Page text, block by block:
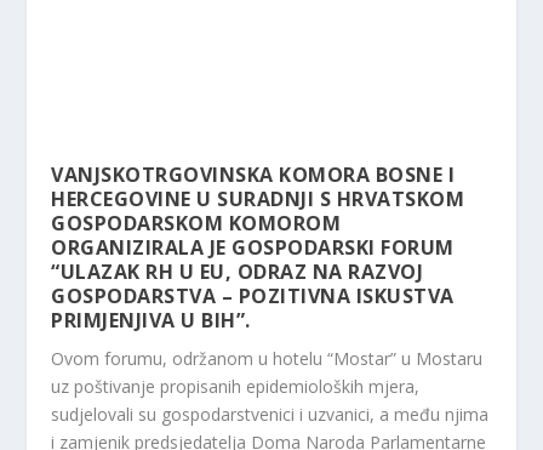
VANJSKOTRGOVINSKA KOMORA BOSNE I
HERCEGOVINE U SURADNJI S HRVATSKOM
GOSPODARSKOM KOMOROM
ORGANIZIRALA JE GOSPODARSKI FORUM
“ULAZAK RH U EU, ODRAZ NA RAZVOJ
GOSPODARSTVA – POZITIVNA ISKUSTVA
PRIMJENJIVA U BIH”.
Ovom forumu, održanom u hotelu “Mostar” u Mostaru
uz poštivanje propisanih epidemioloških mjera,
sudjelovali su gospodarstvenici i uzvanici, a među njima
i zamjenik predsjedatelja Doma Naroda Parlamentarne